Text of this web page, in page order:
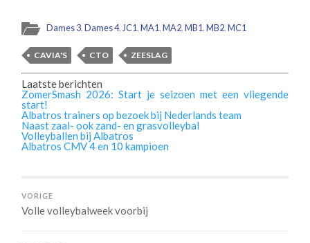
Dames 3,Dames 4,JC1,MA1,MA2,MB1,MB2,MC1
CAVIA'S CTO ZEESLAG
Laatste berichten
ZomerSmash 2026: Start je seizoen met een vliegende
start!
Albatros trainers op bezoek bij Nederlands team
Naast zaal- ook zand- en grasvolleybal
Volleyballen bij Albatros
Albatros CMV 4 en 10 kampioen
VORIGE
Volle volleybalweek voorbij